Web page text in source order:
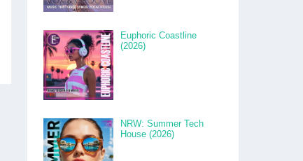
Euphoric Coastline
(2026)
NRW: Summer Tech
House (2026)